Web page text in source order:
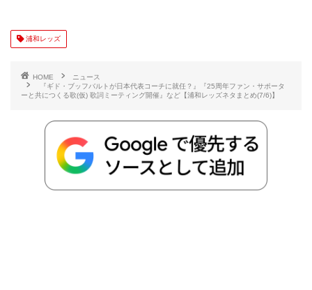
e
o e a o
e
i
浦和レッズ
HOME
ニュース
『ギド・ブッフバルトが日本代表コーチに就任？』『25周年ファン・サポータ
ーと共につくる歌(仮) 歌詞ミーティング開催』など【浦和レッズネタまとめ(7/6)】